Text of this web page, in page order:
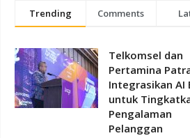
Trending Comments
Telkomsel dan
Pertamina
Integrasikan AI
untuk
Pengalaman
Pelanggan